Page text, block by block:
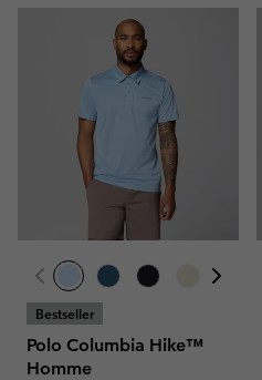
Bestseller
Polo Columbia Hike™
Homme